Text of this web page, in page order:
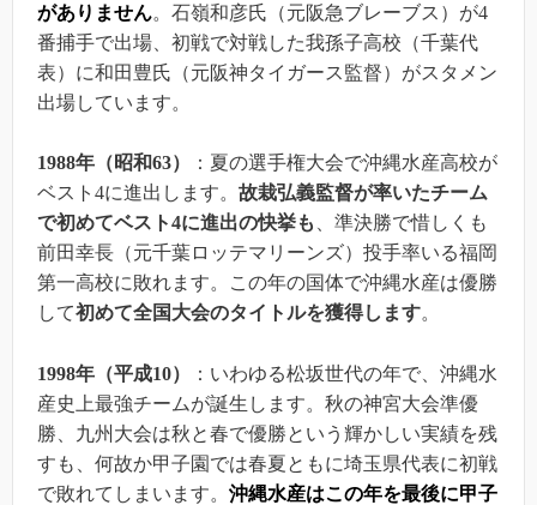
がありません。石嶺和彦氏（元阪急ブレーブス）が4
番捕手で出場、初戦で対戦した我孫子高校（千葉代
表）に和田豊氏（元阪神タイガース監督）がスタメン
出場しています。
1988年（昭和63）
：夏の選手権大会で沖縄水産高校が
ベスト4に進出します。 故栽弘義監督が率いたチーム
で初めてベスト4に進出の快挙も
、準決勝で惜しくも
前田幸長（元千葉ロッテマリーンズ）投手率いる福岡
第一高校に敗れます。この年の国体で沖縄水産は優勝
して初めて全国大会のタイトルを獲得します。
1998年（平成10）
：いわゆる松坂世代の年で、沖縄水
産史上最強チームが誕生します。秋の神宮大会準優
勝、九州大会は秋と春で優勝という輝かしい実績を残
すも、何故か甲子園では春夏ともに埼玉県代表に初戦
で敗れてしまいます。 沖縄水産はこの年を最後に甲子